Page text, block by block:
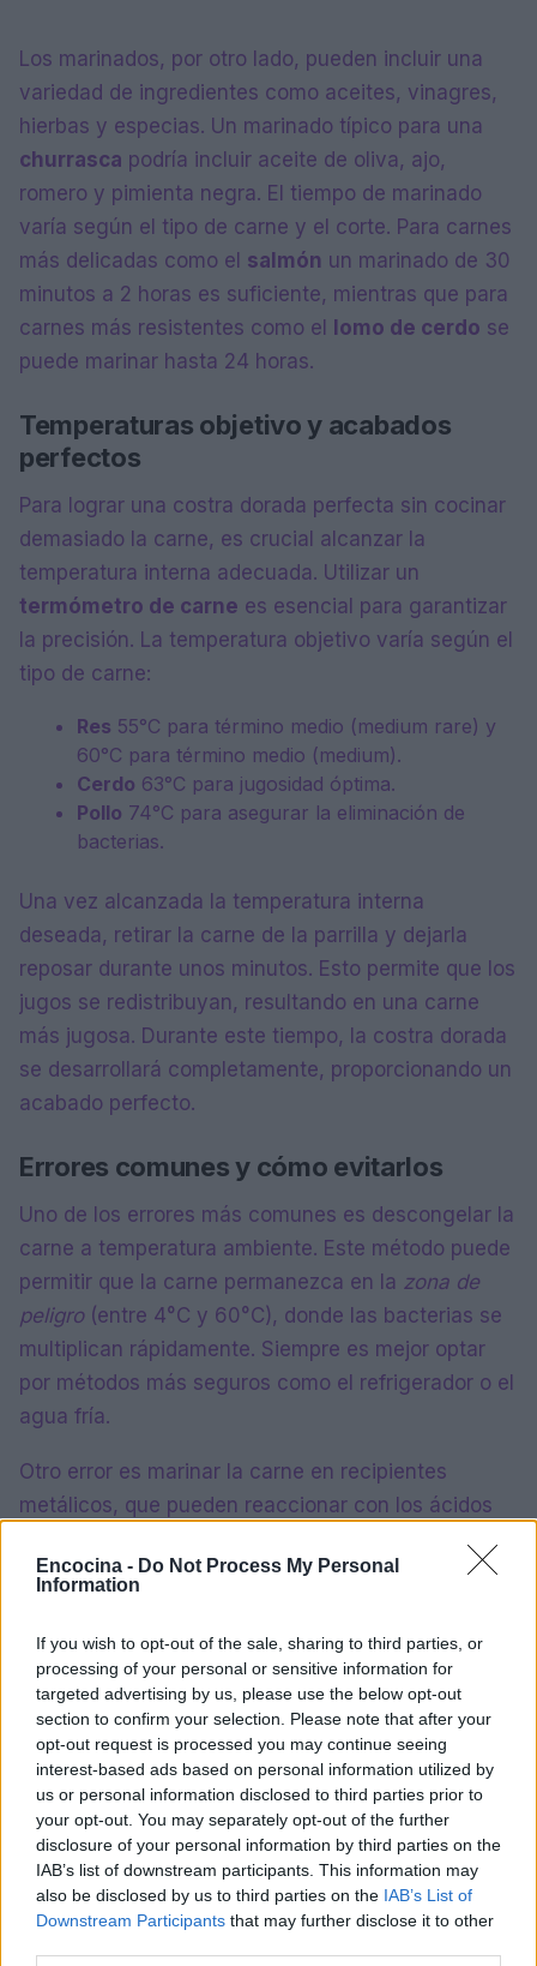
Encocina - Do Not Process My Personal
Information
If you wish to opt-out of the sale, sharing to third parties, or
processing of your personal or sensitive information for
targeted advertising by us, please use the below opt-out
section to confirm your selection. Please note that after your
opt-out request is processed you may continue seeing
interest-based ads based on personal information utilized by
us or personal information disclosed to third parties prior to
your opt-out. You may separately opt-out of the further
disclosure of your personal information by third parties on the
IAB’s list of downstream participants. This information may
also be disclosed by us to third parties on the IAB’s List of
Downstream Participants that may further disclose it to other
Los marinados, por otro lado, pueden incluir una
variedad de ingredientes como aceites, vinagres,
hierbas y especias. Un marinado típico para una
churrasca podría incluir aceite de oliva, ajo,
romero y pimienta negra. El tiempo de marinado
varía según el tipo de carne y el corte. Para carnes
más delicadas como el salmón un marinado de 30
minutos a 2 horas es suficiente, mientras que para
carnes más resistentes como el
lomo de cerdo se
puede marinar hasta 24 horas.
Temperaturas objetivo y acabados
perfectos
Para lograr una costra dorada perfecta sin cocinar
demasiado la carne, es crucial alcanzar la
temperatura interna adecuada. Utilizar un
termómetro de carne es esencial para garantizar
la precisión. La temperatura objetivo varía según el
tipo de carne:
Res 55°C para término medio (medium rare) y
60°C para término medio (medium).
Cerdo 63°C para jugosidad óptima.
Pollo 74°C para asegurar la eliminación de
bacterias.
Una vez alcanzada la temperatura interna
deseada, retirar la carne de la parrilla y dejarla
reposar durante unos minutos. Esto permite que los
jugos se redistribuyan, resultando en una carne
más jugosa. Durante este tiempo, la costra dorada
se desarrollará completamente, proporcionando un
acabado perfecto.
Errores comunes y cómo evitarlos
Uno de los errores más comunes es descongelar la
carne a temperatura ambiente. Este método puede
permitir que la carne permanezca en la zona de
peligro(entre 4°C y 60°C), donde las bacterias se
multiplican rápidamente. Siempre es mejor optar
por métodos más seguros como el refrigerador o el
agua fría.
Otro error es marinar la carne en recipientes
metálicos, que pueden reaccionar con los ácidos
del marinado y alterar el sabor. Utilizar recipientes
de vidrio o plástico es una mejor opción. Además,
haber estado en contacto con la carne sin hervirlo
primero.
Finalmente, es crucial no perforar la carne con un
termómetro más de una vez, ya que esto puede
liberar los jugos y secar la carne. Insertar el
termómetro una sola vez en la parte más gruesa
de la carne es la práctica recomendada.
Dominar las técnicas de descongelación y
marinado es esencial para lograr carnes a la